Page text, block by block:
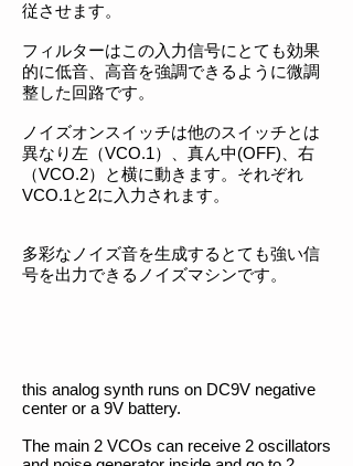
従させます。
フィルターはこの入力信号にとても効果
的に低音、高音を強調できるように微調
整した回路です。
ノイズオンスイッチは他のスイッチとは
異なり左（VCO.1）、真ん中(OFF)、右
（VCO.2）と横に動きます。それぞれ
VCO.1と2に入力されます。
多彩なノイズ音を生成するとても強い信
号を出力できるノイズマシンです。
this analog synth runs on DC9V negative
center or a 9V battery.
The main 2 VCOs can receive 2 oscillators